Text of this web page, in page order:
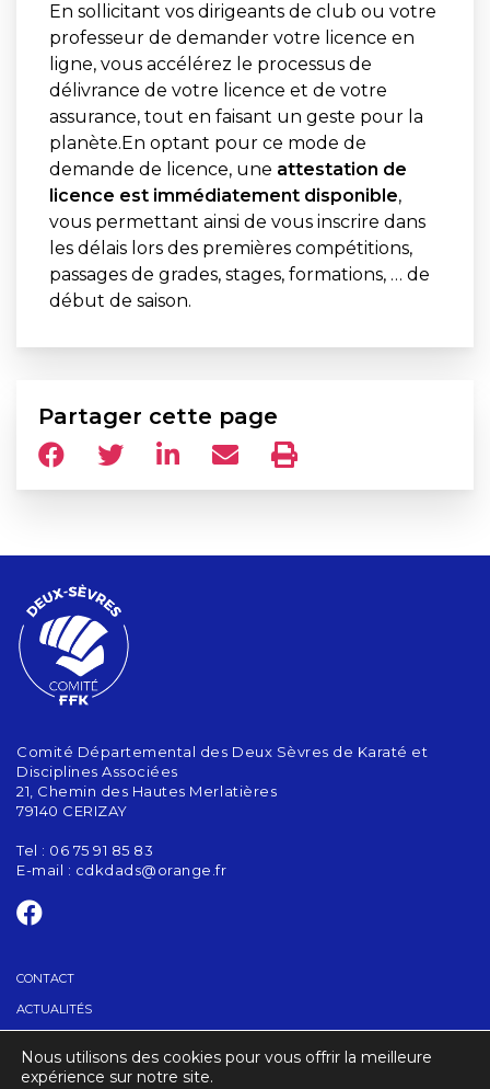
En sollicitant vos dirigeants de club ou votre
professeur de demander votre licence en
ligne, vous accélérez le processus de
délivrance de votre licence et de votre
assurance, tout en faisant un geste pour la
planète.En optant pour ce mode de
demande de licence, une attestation de
licence est immédiatement disponible,
vous permettant ainsi de vous inscrire dans
les délais lors des premières compétitions,
passages de grades, stages, formations, … de
début de saison.
Partager cette page
Comité Départemental des Deux Sèvres de Karaté et
Disciplines Associées
21, Chemin des Hautes Merlatières
79140 CERIZAY
Tel : 06 75 91 85 83
E-mail : cdkdads@orange.fr
CONTACT
ACTUALITÉS
TROUVER UN CLUB
Nous utilisons des cookies pour vous offrir la meilleure
expérience sur notre site.